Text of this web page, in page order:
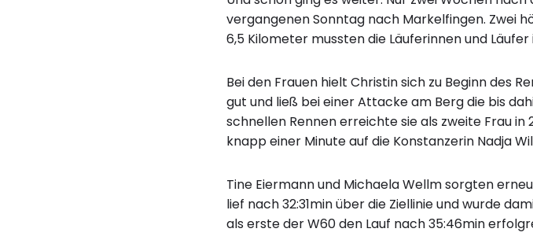
vergangenen Sonntag nach Markelfingen. Zwei
6,5 Kilometer mussten die Läuferinnen und
Bei den Frauen hielt Christin sich zu Beginn des
gut und ließ bei einer Attacke am Berg die bis
schnellen Rennen erreichte sie als zweite Frau in
knapp einer Minute auf die Konstanzerin Nadja
Tine Eiermann und Michaela Wellm sorgten
lief nach 32:31min über die Ziellinie und wurde
als erste der W60 den Lauf nach 35:46min